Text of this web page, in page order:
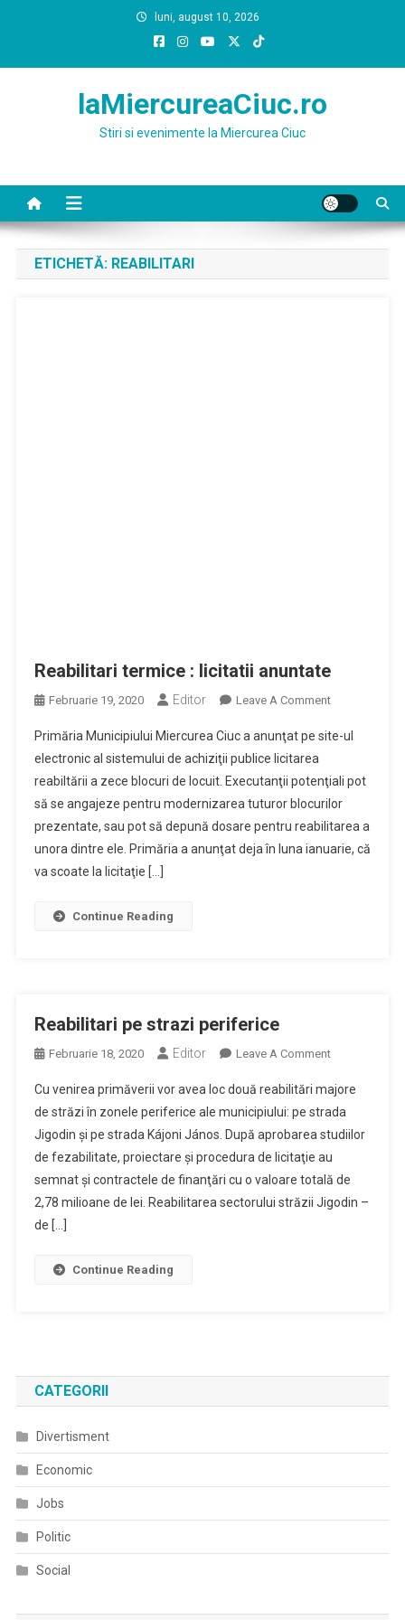
luni, august 10, 2026
laMiercureaCiuc.ro
Stiri si evenimente la Miercurea Ciuc
ETICHETĂ: REABILITARI
Reabilitari termice : licitatii anuntate
Februarie 19, 2020 Editor Leave A CommentOn
Termice
Licitatii
Anuntate
Primăria Municipiului Miercurea Ciuc a anunţat pe site-ul
electronic al sistemului de achiziţii publice licitarea
reabiltării a zece blocuri de locuit. Executanţii potenţiali pot
să se angajeze pentru modernizarea tuturor blocurilor
prezentate, sau pot să depună dosare pentru reabilitarea a
unora dintre ele. Primăria a anunţat deja în luna ianuarie, că
va scoate la licitaţie […]
Continue Reading
Reabilitari pe strazi periferice
Februarie 18, 2020 Editor Leave A CommentOn
Pe
Strazi
Periferice
Cu venirea primăverii vor avea loc două reabilitări majore
de străzi în zonele periferice ale municipiului: pe strada
Jigodin şi pe strada Kájoni János. După aprobarea studiilor
de fezabilitate, proiectare şi procedura de licitaţie au
semnat şi contractele de finanţări cu o valoare totală de
2,78 milioane de lei. Reabilitarea sectorului străzii Jigodin –
de […]
Continue Reading
CATEGORII
Divertisment
Economic
Jobs
Politic
Social